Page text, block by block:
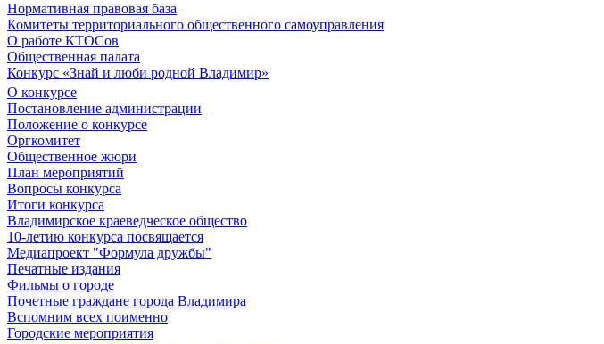
Нормативная правовая база
Комитеты территориального общественного самоуправления
О работе КТОСов
Общественная палата
Конкурс «Знай и люби родной Владимир»
О конкурсе
Постановление администрации
Положение о конкурсе
Оргкомитет
Общественное жюри
План мероприятий
Вопросы конкурса
Итоги конкурса
Владимирское краеведческое общество
10-летию конкурса посвящается
Медиапроект "Формула дружбы"
Печатные издания
Фильмы о городе
Почетные граждане города Владимира
Вспомним всех поименно
Городские мероприятия